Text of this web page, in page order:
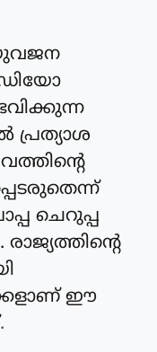
ചെറുപ്പ
ഈ